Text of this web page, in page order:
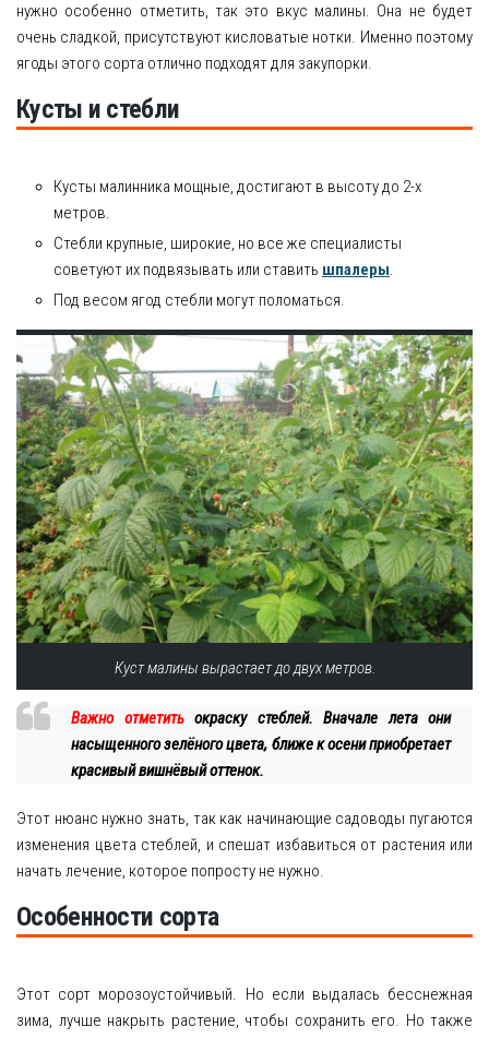
нужно особенно отметить, так это вкус малины. Она не будет
очень сладкой, присутствуют кисловатые нотки. Именно поэтому
ягоды этого сорта отлично подходят для закупорки.
Кусты и стебли
Кусты малинника мощные, достигают в высоту до 2-х
метров.
Стебли крупные, широкие, но все же специалисты
советуют их подвязывать или ставить шпалеры.
Под весом ягод стебли могут поломаться.
Куст малины вырастает до двух метров.
Важно отметитьокраску стеблей. Вначале лета они
насыщенного зелёного цвета, ближе к осени приобретает
красивый вишнёвый оттенок.
Этот нюанс нужно знать, так как начинающие садоводы пугаются
изменения цвета стеблей, и спешат избавиться от растения или
начать лечение, которое попросту не нужно.
Особенности сорта
Этот сорт морозоустойчивый. Но если выдалась бесснежная
зима, лучше накрыть растение, чтобы сохранить его. Но также